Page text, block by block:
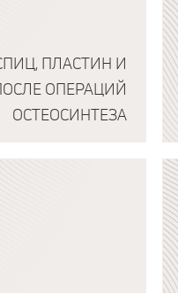
ПЛАСТИН И
ОПЕРАЦИЙ
ОСТЕОСИНТЕЗА